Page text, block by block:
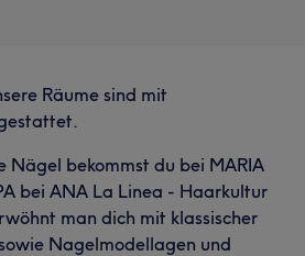
Räume sind mit
Nägel bekommst du bei MARIA
bei ANA La Linea - Haarkultur
man dich mit klassischer
Nagelmodellagen und